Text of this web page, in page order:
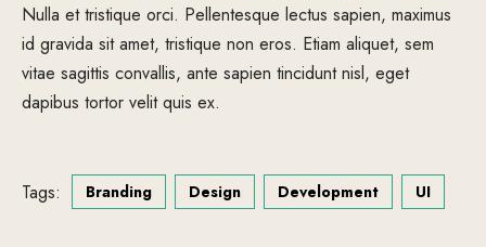
Nulla et tristique orci. Pellentesque lectus sapien, maximus
id gravida sit amet, tristique non eros. Etiam aliquet, sem
vitae sagittis convallis, ante sapien tincidunt nisl, eget
dapibus tortor velit quis ex.
Tags: Branding Design Development UI